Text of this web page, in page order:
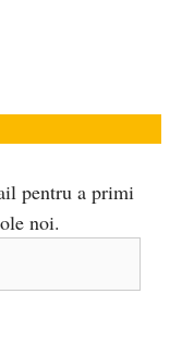
pentru a primi
noi.